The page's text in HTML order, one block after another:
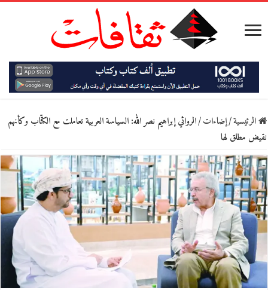
الرئيسية/إضاءات/الروائي إبراهيم نصر الله: السياسة العربية تعاملت مع الكتّاب وكأنهم
نقيض مطلق لها